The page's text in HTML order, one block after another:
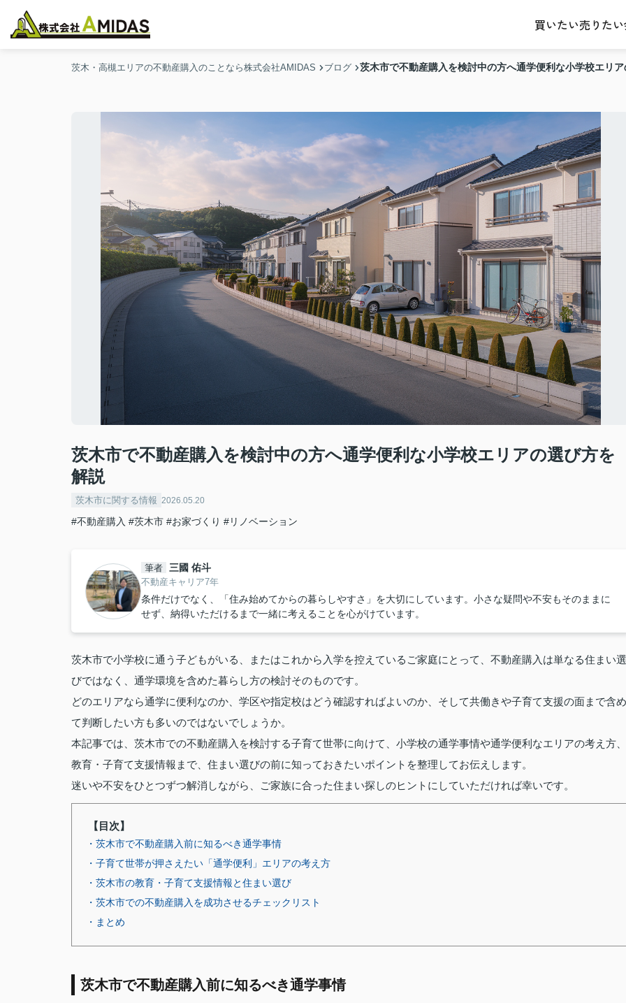
買いたい売りたい
茨木・高槻エリアの不動産購入のことなら株式会社AMIDAS ブログ 茨木市で不動産購入を検討中の方へ通学便利な小学校エリ
茨木市で不動産購入を検討中の方へ通学便利な小学校エリアの選び方を
解説
茨木市に関する情報 2026.05.20
#不動産購入 #茨木市 #お家づくり #リノベーション
筆者 三國 佑斗
不動産キャリア7年
条件だけでなく、「住み始めてからの暮らしやすさ」を大切にしています。小さな疑問や不安もそのままに
せず、納得いただけるまで一緒に考えることを心がけています。
茨木市で小学校に通う子どもがいる、またはこれから入学を控えているご家庭にとって、不動産購入は単なる住まい選
びではなく、通学環境を含めた暮らし方の検討そのものです。
どのエリアなら通学に便利なのか、学区や指定校はどう確認すればよいのか、そして共働きや子育て支援の面まで含め
て判断したい方も多いのではないでしょうか。
本記事では、茨木市での不動産購入を検討する子育て世帯に向けて、小学校の通学事情や通学便利なエリアの考え方、
教育・子育て支援情報まで、住まい選びの前に知っておきたいポイントを整理してお伝えします。
迷いや不安をひとつずつ解消しながら、ご家族に合った住まい探しのヒントにしていただければ幸いです。
【目次】
・茨木市で不動産購入前に知るべき通学事情
・子育て世帯が押さえたい「通学便利」エリアの考え方
・茨木市の教育・子育て支援情報と住まい選び
・茨木市での不動産購入を成功させるチェックリスト
・まとめ
茨木市で不動産購入前に知るべき通学事情